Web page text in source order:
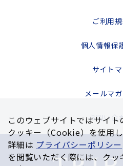
ご利用
個人情報保
サイト
メールマ
お問い合
このウェブサイトではサイ
クッキー（Cookie）を使⽤
詳細は プライバシーポリシー
を閲覧いただく際には、ク